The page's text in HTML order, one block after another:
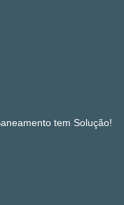
tem Solução!